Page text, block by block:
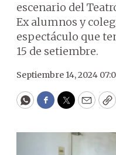
escenario del
Ex alumnos y
espectáculo que
15 de setiembre.
Septiembre 14, 2024
WhatsApp
Facebook
Twitter
Email